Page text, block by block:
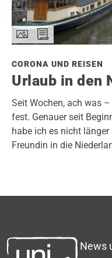
CORONA UND REISEN
Urlaub in den
Seit Wochen, ach was
fest. Genauer seit
habe ich es nicht
Freundin in die
News